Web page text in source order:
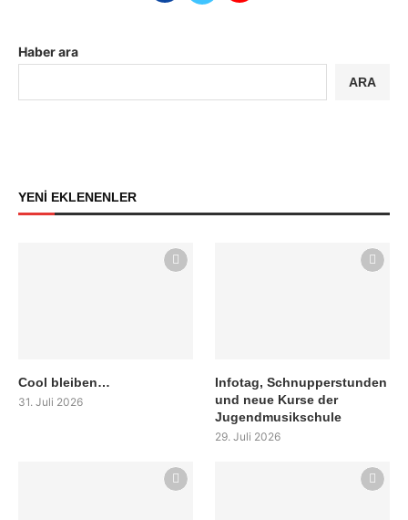
Haber ara
ARA
YENİ EKLENENLER
Cool bleiben…
31. Juli 2026
Infotag, Schnupperstunden
und neue Kurse der
Jugendmusikschule
29. Juli 2026